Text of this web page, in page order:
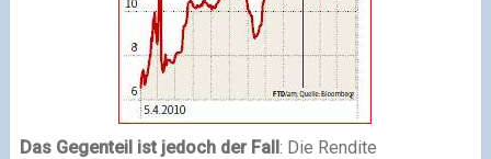
Das Gegenteil ist jedoch der Fall: Die Rendite